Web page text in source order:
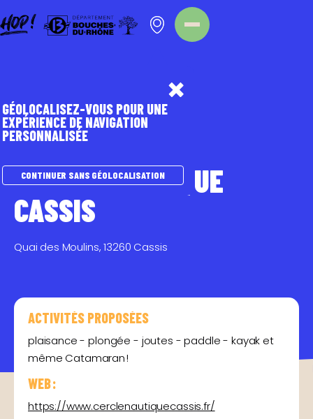
CERCLE NAUTIQUE
CASSIS
Quai des Moulins, 13260 Cassis
ACTIVITÉS PROPOSÉES
plaisance - plongée - joutes - paddle - kayak et
même Catamaran !
WEB :
https://www.cerclenautiquecassis.fr/
GÉOLOCALISEZ-VOUS POUR UNE
EXPÉRIENCE DE NAVIGATION
PERSONNALISÉE
CONTINUER SANS GÉOLOCALISATION